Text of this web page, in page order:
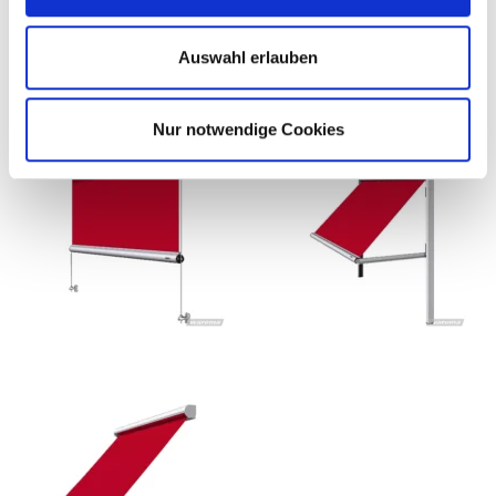
Auswahl erlauben
Nur notwendige Cookies